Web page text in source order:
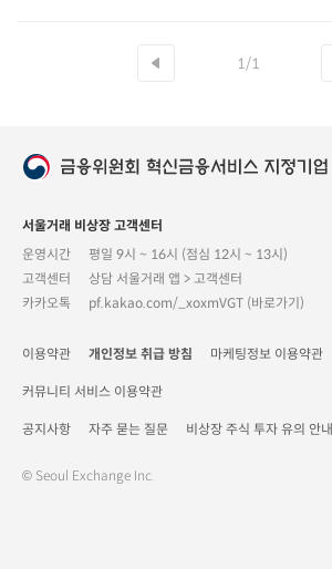
1/1
서울거래 비상장 고객센터
운영시간
평일 9시 ~ 16시 (점심 12시 ~ 13시)
고객센터
상담 서울거래 앱 > 고객센터
카카오톡
pf.kakao.com/_xoxmVGT (바로가기)
이용약관 개인정보 취급 방침 마케팅정보 이용약관
커뮤니티 서비스 이용약관
공지사항 자주 묻는 질문 비상장 주식 투자 유의 안내
© Seoul Exchange Inc.